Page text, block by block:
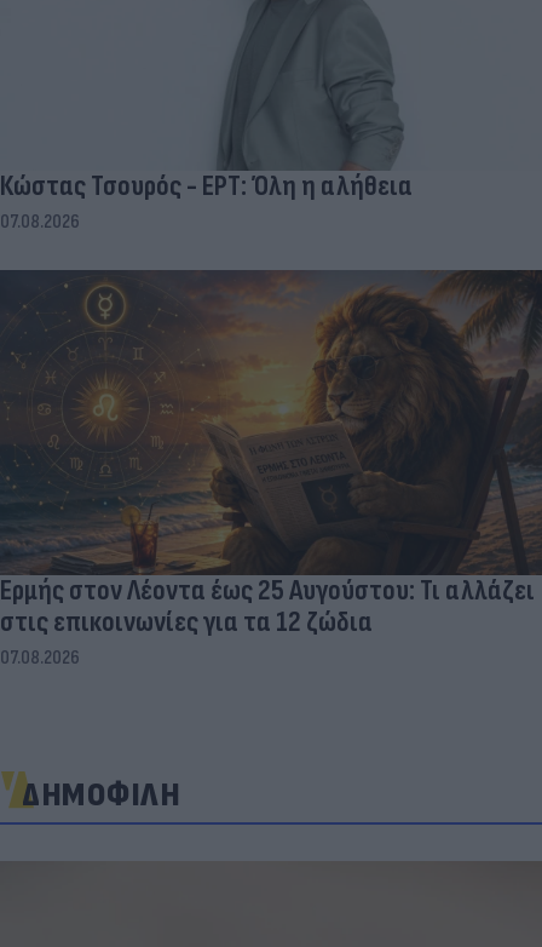
Κώστας Τσουρός - ΕΡΤ: Όλη η αλήθεια
07.08.2026
Ερμής στον Λέοντα έως 25 Αυγούστου: Τι αλλάζει
στις επικοινωνίες για τα 12 ζώδια
07.08.2026
ΔΗΜΟΦΙΛΗ